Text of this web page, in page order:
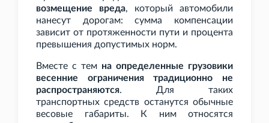
возмещение вреда, который автомобили
нанесут дорогам: сумма компенсации
зависит от протяженности пути и процента
превышения допустимых норм.
Вместе с тем на определенные грузовики
весенние ограничения традиционно не
распространяются. Для таких
транспортных средств останутся обычные
весовые габариты. К ним относятся